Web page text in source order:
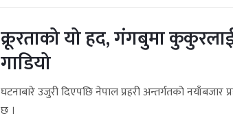
क्रूरताको यो हद, गंगबुमा
गाडियो
घटनाबारे उजुरी दिएपछि नेपाल प्रहरी अन्तर्गतको नयाँबजार
छ ।